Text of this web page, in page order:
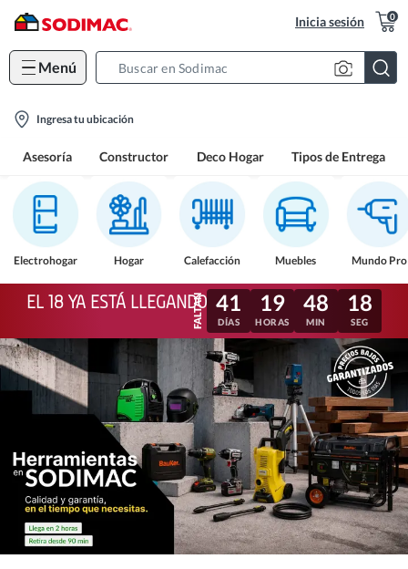
Inicia sesión 0
Menú
location-
Ingresa tu ubicación
Asesoría Constructor Deco Hogar Tipos de Entrega
Electrohogar Hogar Calefacción Muebles Mundo Pro
EL 18 YA ESTÁ LLEGANDO 41
DÍAS
19
HORAS
48
MIN
15
SEG